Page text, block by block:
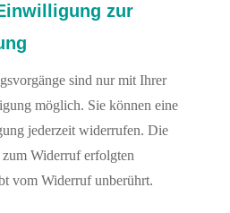
zur
sind nur mit Ihrer
möglich. Sie können eine
jederzeit widerrufen. Die
Widerruf erfolgten
vom Widerruf unberührt.